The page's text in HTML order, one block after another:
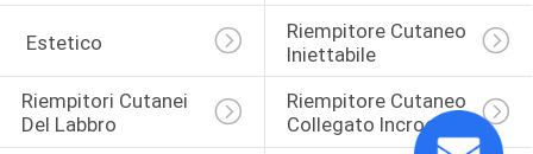
Estetico
Riempitore Cutaneo
Iniettabile
Riempitori Cutanei
Del Labbro
Riempitore Cutaneo
Collegato Incrocio